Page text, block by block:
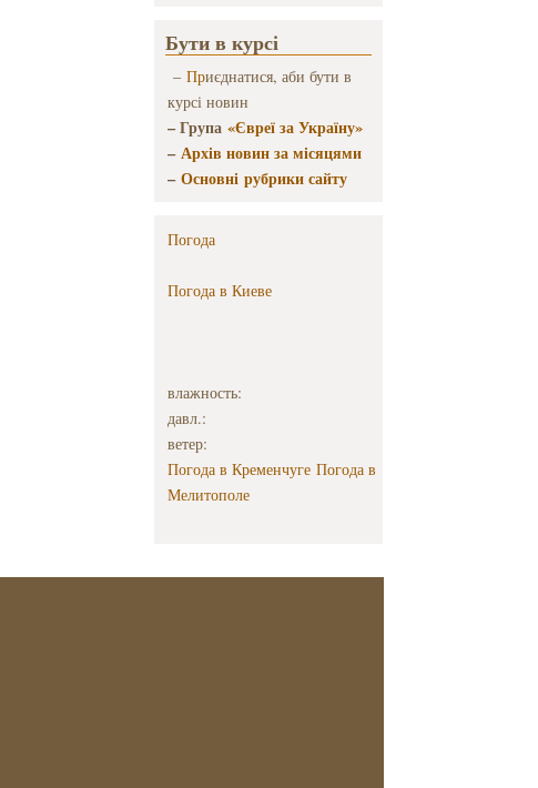
Бути в курсі
– Приєднатися, аби бути в
курсі новин
– Група «Євреї за Україну»
–Архів новин за місяцями
–Основні рубрики сайту
Погода
Погода в Киеве
влажность:
давл.:
ветер:
Погода в Кременчуге Погода в
Мелитополе